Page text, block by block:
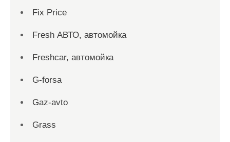
Fix Price
Fresh АВТО, автомойка
Freshcar, автомойка
G-forsa
Gaz-avto
Grass